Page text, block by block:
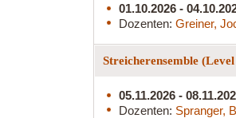
01.10.2026 -
Dozenten: Greiner,
Streicherensemble
05.11.2026 -
Dozenten: Spranger,